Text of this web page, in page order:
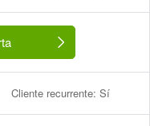
Cliente recurrente: Sí